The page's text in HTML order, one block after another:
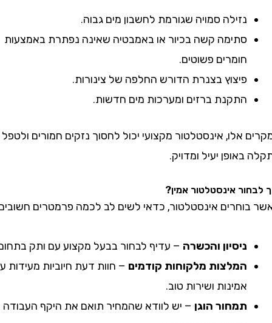
נזילה סמויה שגורמת לחשבון מים גבוה.
סתימה קשה בכיור או באמבטיה שאינה נפתרת באמצעות
חומרים פשוטים.
פיצוץ בצנרת הדורש החלפה של צינורות.
התקנת ברזים ומערכות מים חדשות.
אלו, אינסטלטור מקצועי יכול לחסוך נזקים חמורים ולטפל
יעיל ומדויק.
אינסטלטור אמין?
אינסטלטור, כדאי לשים לב לכמה פרמטרים חשובים:
ניסיון והכשרה– עדיף לבחור בבעל מקצוע עם ותק בתחום.
המלצות מלקוחות קודמים– חוות דעת חיוביות מעידות על
אמינות ושירות טוב.
תמחור הוגן – יש לוודא שהמחיר תואם את היקף העבודה